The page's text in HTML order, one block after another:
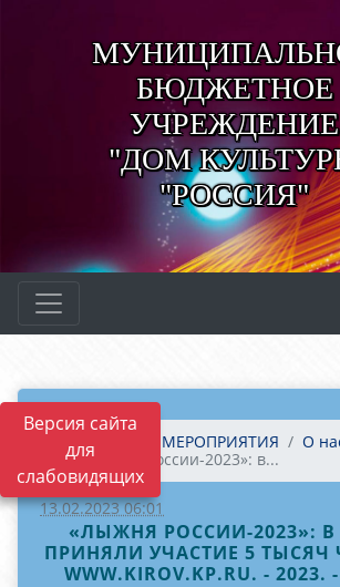
Версия сайта
для
слабовидящих
БЮДЖЕТНОЕ
УЧРЕЖДЕНИЕ
"ДОМ
"РОССИЯ"
Главная МЕРОПРИЯТИЯ
О
«Лыжня России-2023»: в...
13.02.2023 06:01
«ЛЫЖНЯ РОССИИ-2023»: В
ПРИНЯЛИ УЧАСТИЕ 5 ТЫСЯЧ
WWW.KIROV.KP.RU. - 2023.